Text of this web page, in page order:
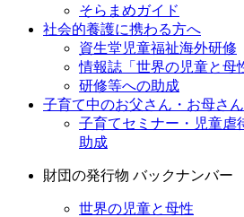
そらまめガイド
社会的養護に携わる方へ
資生堂児童福祉海外研修
情報誌「世界の児童と母
研修等への助成
子育て中のお父さん・お母さ
子育てセミナー・児童虐
助成
財団の発行物 バックナンバー
世界の児童と母性